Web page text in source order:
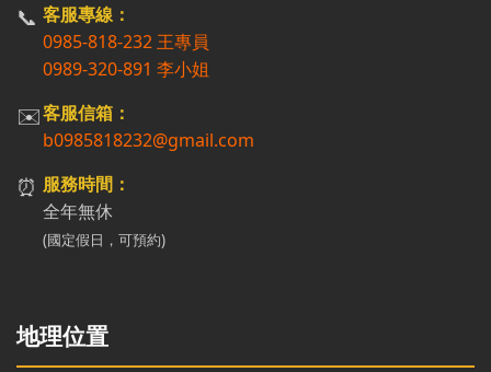
📞 客服專線：
0985-818-232 王專員
0989-320-891 李小姐
✉️客服信箱：
b0985818232@gmail.com
⏰ 服務時間：
全年無休
(國定假日，可預約)
地理位置